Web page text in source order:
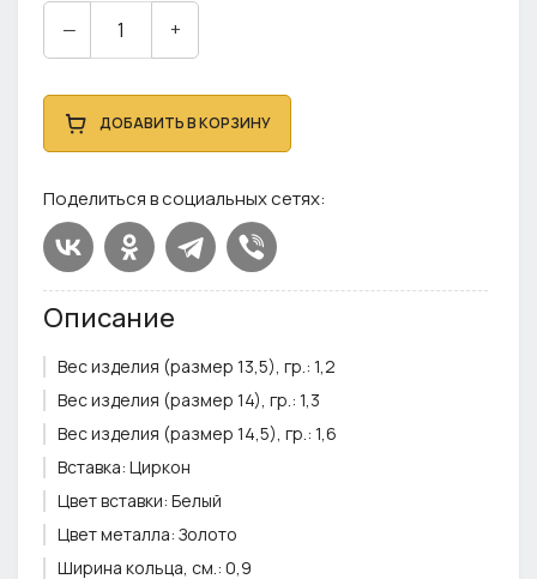
— +
ДОБАВИТЬ В КОРЗИНУ
Поделиться в социальных сетях:
Описание
Вес изделия (размер 13,5), гр.: 1,2
Вес изделия (размер 14), гр.: 1,3
Вес изделия (размер 14,5), гр.: 1,6
Вставка: Циркон
Цвет вставки: Белый
Цвет металла: Золото
Ширина кольца, см.: 0,9